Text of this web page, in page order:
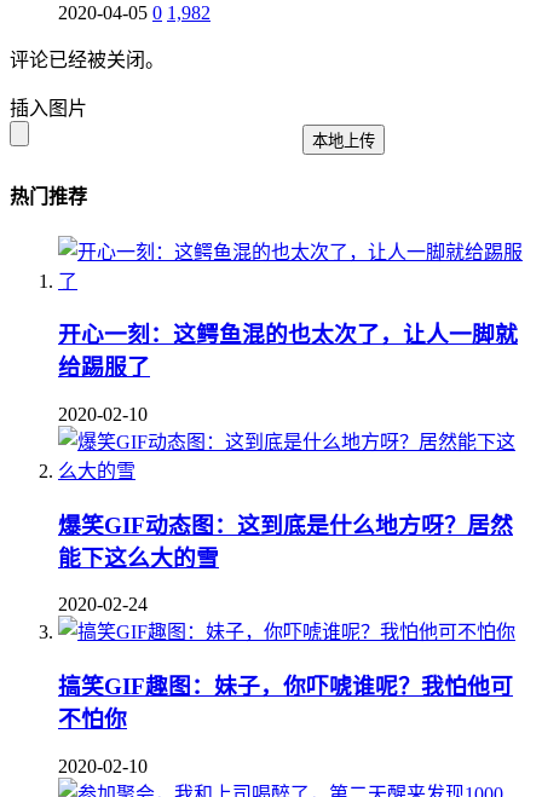
2020-04-05 0 1,982
评论已经被关闭。
插入图片
本地上传
热门推荐
开心一刻：这鳄鱼混的也太次了，让人一脚就
给踢服了
2020-02-10
爆笑GIF动态图：这到底是什么地方呀？居然
能下这么大的雪
2020-02-24
搞笑GIF趣图：妹子，你吓唬谁呢？我怕他可
不怕你
2020-02-10